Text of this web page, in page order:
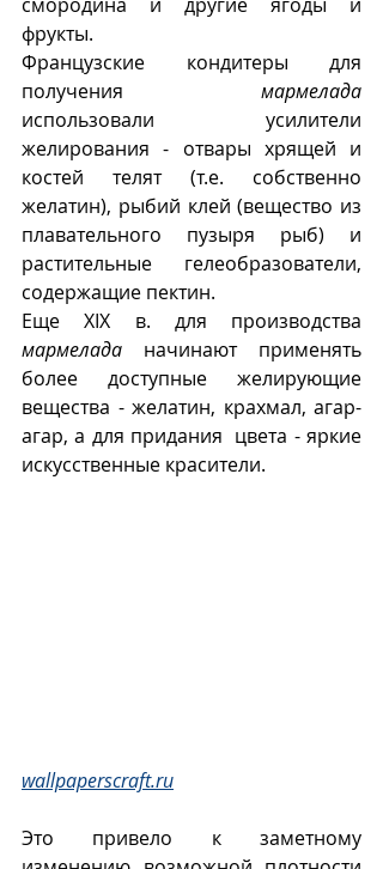
фрукты.
Французские кондитеры для
получения мармелада
использовали усилители
желирования - отвары хрящей и
костей телят (т.е. собственно
желатин), рыбий клей (вещество из
плавательного пузыря рыб) и
растительные гелеобразователи,
содержащие пектин.
мармелада начинают применять
более доступные желирующие
вещества - желатин, крахмал, агар-
агар, а для придания  цвета - яркие
искусственные красители.
wallpaperscraft.ru
Это привело к заметному